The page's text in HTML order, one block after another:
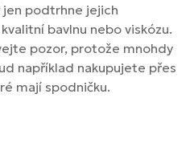
podtrhne jejich
bavlnu nebo viskózu.
pozor, protože mnohdy
například nakupujete přes
mají spodničku.